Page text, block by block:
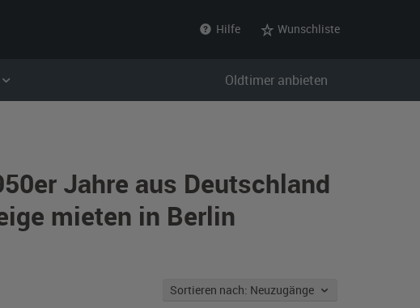
Hilfe Wunschliste
Oldtimer anbieten
Jahre aus Deutschland
mieten in Berlin
Sortieren nach: Neuzugänge